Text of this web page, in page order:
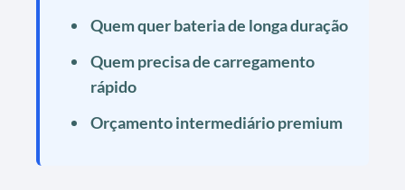
Quem quer bateria de longa duração
Quem precisa de carregamento
rápido
Orçamento intermediário premium